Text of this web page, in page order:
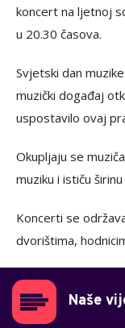
koncert na ljetnoj
u 20.30 časova.
Svjetski dan
muzički događaj
uspostavilo ovaj
Okupljaju se
muziku i ističu
Koncerti se
dvorištima,
Naše